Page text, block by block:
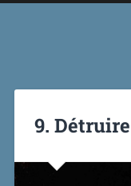
9. Détruire